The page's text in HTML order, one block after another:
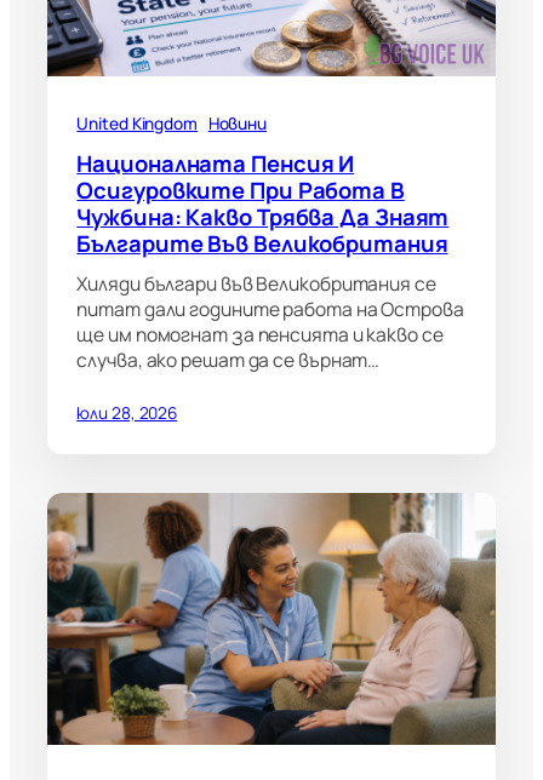
United Kingdom Новини
Националната Пенсия И
Осигуровките При Работа В
Чужбина: Какво Трябва Да Знаят
Българите Във Великобритания
Хиляди българи във Великобритания се
питат дали годините работа на Острова
ще им помогнат за пенсията и какво се
случва, ако решат да се върнат…
юли 28, 2026